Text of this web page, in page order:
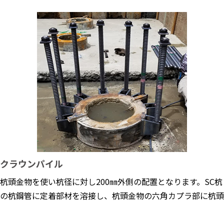
クラウンパイル
杭頭金物を使い杭径に対し200㎜外側の配置となります。SC杭
の杭鋼管に定着部材を溶接し、杭頭金物の六角カプラ部に杭頭